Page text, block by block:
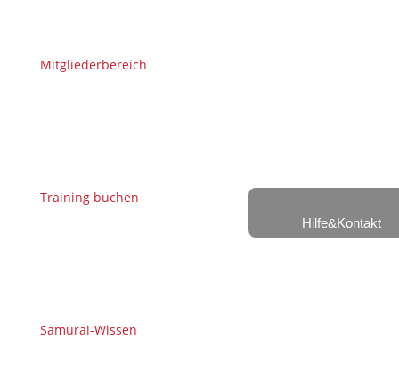
Mitgliederbereich
Training buchen
Samurai-Wissen
Hilfe&Kontakt